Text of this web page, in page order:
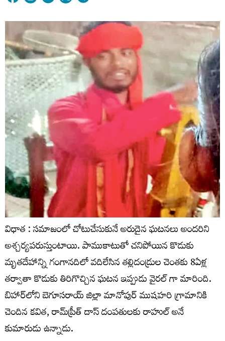
విధాత : సమాజంలో చోటుచేసుకునే అరుదైన ఘటనలు అందరిని
అశ్చర్యపరుస్తుంటాయి. పాముకాటుతో చనిపోయిన కొడుకు
మృతదేహాన్ని గంగానదిలో వదిలేసిన తల్లిదండ్రుల చెంతకు 8ఏళ్ల
తర్వాతా కొడుకు తిరిగొచ్చిన ఘటన ఇప్పుడు వైరల్ గా మారింది.
బిహార్‌లోని బెగూసరాయ్‌ జిల్లా మానోపుర్‌ ముషహరి గ్రామానికి
చెందిన కవిత, రామ్‌ప్రీత్‌ దాస్‌ దంపతులకు రాహుల్ అనే
కుమారుడు ఉన్నాడు.